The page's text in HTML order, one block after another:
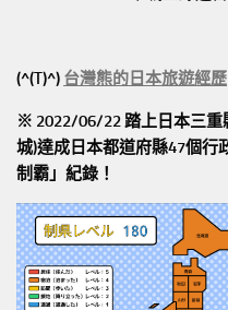
(^(T)^) 台灣熊的日本旅遊經歷
※ 2022/06/22 踏上日本三重
城)達成日本都道府縣47個行
制霸」紀錄！